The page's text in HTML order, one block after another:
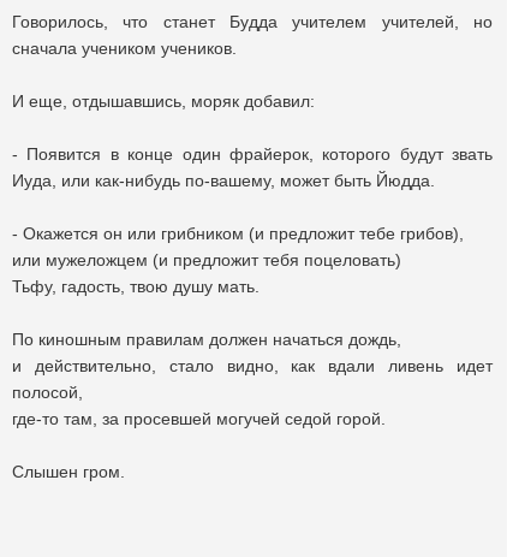
Говорилось, что станет Будда учителем учителей, но
сначала учеником учеников.
И еще, отдышавшись, моряк добавил:
- Появится в конце один фрайерок, которого будут звать
Иуда, или как-нибудь по-вашему, может быть Йюдда.
- Окажется он или грибником (и предложит тебе грибов),
или мужеложцем (и предложит тебя поцеловать)
Тьфу, гадость, твою душу мать.
По киношным правилам должен начаться дождь,
и действительно, стало видно, как вдали ливень идет
полосой,
где-то там, за просевшей могучей седой горой.
Слышен гром.